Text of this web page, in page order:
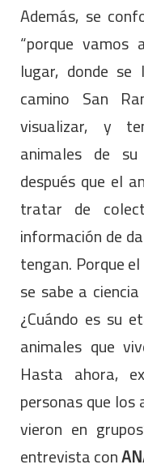
Además, se
“porque vamos
lugar, donde
camino San
visualizar, y
animales de
después que el
tratar de
información de
tengan. Porque
se sabe a
¿Cuándo es su
animales que
Hasta ahora,
personas que
vieron en
entrevista con